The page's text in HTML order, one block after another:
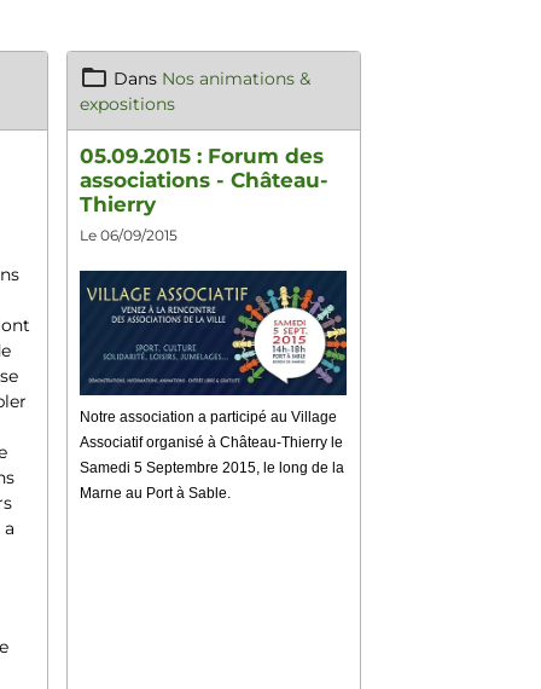
Dans Nos animations &
expositions
05.09.2015 : Forum des
associations - Château-
Thierry
Le 06/09/2015
Notre association a participé au Village
Associatif organisé à Château-Thierry le
Samedi 5 Septembre 2015, le long de la
Marne au Port à Sable.